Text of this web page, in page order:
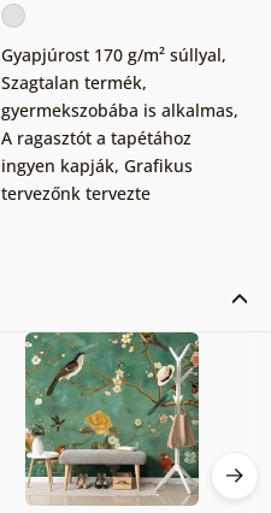
Gyapjúrost 170 g/m² súllyal,
Szagtalan termék,
gyermekszobába is alkalmas,
A ragasztót a tapétához
ingyen kapják, Grafikus
tervezőnk tervezte